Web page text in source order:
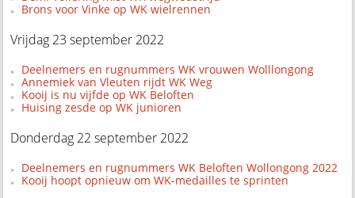
Brons voor Vinke op WK wielrennen
Vrijdag 23 september 2022
Deelnemers en rugnummers WK vrouwen Wolllongong
Annemiek van Vleuten rijdt WK Weg
Kooij is nu vijfde op WK Beloften
Huising zesde op WK junioren
Donderdag 22 september 2022
Deelnemers en rugnummers WK Beloften Wollongong 2022
Kooij hoopt opnieuw om WK-medailles te sprinten